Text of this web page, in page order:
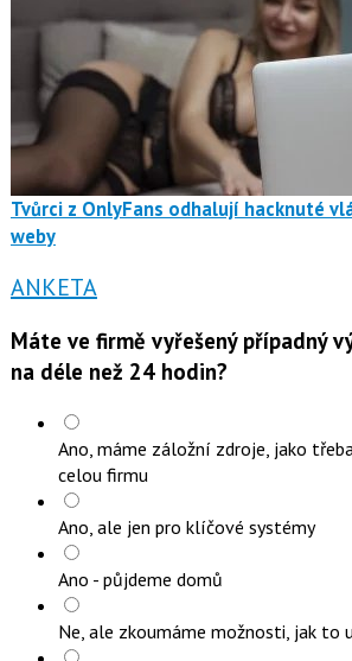
Tvůrci z OnlyFans odhalují hacknuté
weby
ANKETA
Máte ve firmě vyřešený případný
na déle než 24 hodin?
Ano, máme záložní zdroje, jako
celou firmu
Ano, ale jen pro klíčové systémy
Ano - půjdeme domů
Ne, ale zkoumáme možnosti, jak to